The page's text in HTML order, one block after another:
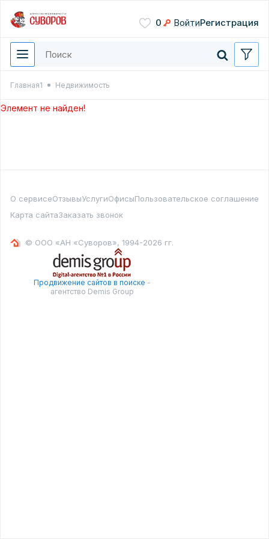
0 ВойтиРегистрация
Главная1 Недвижимость
Элемент не найден!
О сервисеОтзывыУслугиОфисыПользовательское соглашение
Карта сайтаЗаказать звонок
© ООО «АН «Суворов», 1994-2026 гг.
Продвижение сайтов в поиске -
агентство Demis Group
Введите цифры с картинки
Нажимая кнопку, вы даете
согласие на обработку
персональных данных